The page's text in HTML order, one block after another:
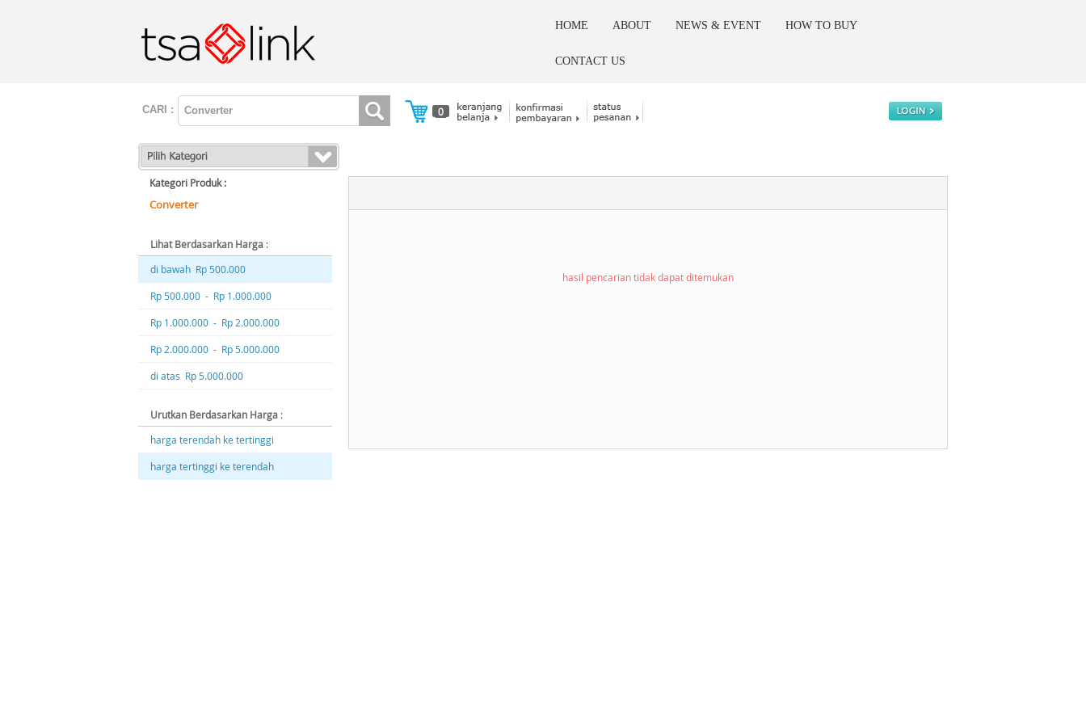
HOME ABOUT NEWS & EVENT HOW TO BUY
CONTACT US
CARI : 0
Kategori Produk :
Converter
Lihat Berdasarkan Harga :
di bawah Rp 500.000
Rp 500.000 - Rp 1.000.000
Rp 1.000.000 - Rp 2.000.000
Rp 2.000.000 - Rp 5.000.000
di atas Rp 5.000.000
Urutkan Berdasarkan Harga :
harga terendah ke tertinggi
harga tertinggi ke terendah
hasil pencarian tidak dapat ditemukan